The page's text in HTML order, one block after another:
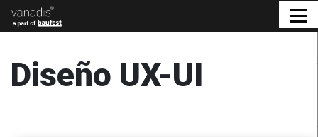
Diseño UX-UI